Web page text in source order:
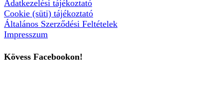
Adatkezelési tájékoztató
Cookie (süti) tájékoztató
Általános Szerződési Feltételek
Impresszum
Kövess Facebookon!